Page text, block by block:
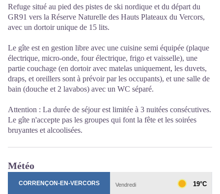
Refuge situé au pied des pistes de ski nordique et du départ du
GR91 vers la Réserve Naturelle des Hauts Plateaux du Vercors,
avec un dortoir unique de 15 lits.
Le gîte est en gestion libre avec une cuisine semi équipée (plaque
électrique, micro-onde, four électrique, frigo et vaisselle), une
partie couchage (en dortoir avec matelas uniquement, les duvets,
draps, et oreillers sont à prévoir par les occupants), et une salle de
bain (douche et 2 lavabos) avec un WC séparé.
Attention : La durée de séjour est limitée à 3 nuitées consécutives.
Le gîte n'accepte pas les groupes qui font la fête et les soirées
bruyantes et alcoolisées.
Météo